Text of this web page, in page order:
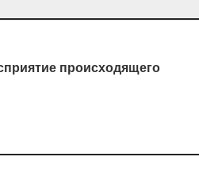
происходящего